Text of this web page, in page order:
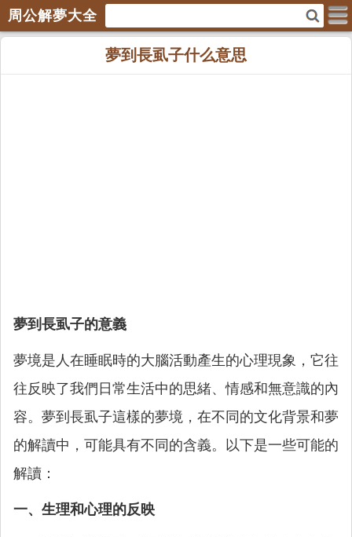
周公解夢大全
夢到長虱子什么意思
夢到長虱子的意義
夢境是人在睡眠時的大腦活動產生的心理現象，它往
往反映了我們日常生活中的思緒、情感和無意識的內
容。夢到長虱子這樣的夢境，在不同的文化背景和夢
的解讀中，可能具有不同的含義。以下是一些可能的
解讀：
一、生理和心理的反映